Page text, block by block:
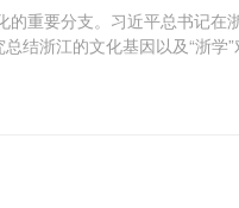
的重要分支。习近平总书记在
结浙江的文化基因以及“浙学